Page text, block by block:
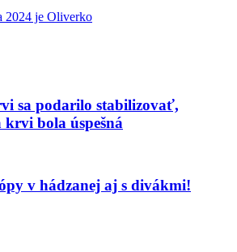
2024 je Oliverko
sa podarilo stabilizovať,
bola úspešná
v hádzanej aj s divákmi!